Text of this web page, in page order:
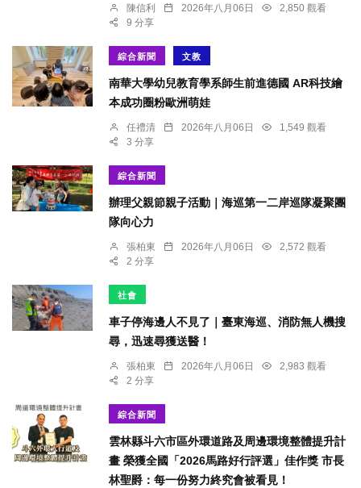
陳信利 2026年八月06日
2,850 觀看
9 分享
綜合新聞 文教
南華大學幼兒教育學系師生前進德國 AR科技繪
本成功圈粉歐洲萌娃
任禮清 2026年八月06日
1,549 觀看
3 分享
綜合新聞
辦理父親節親子活動｜海巡第一二岸巡隊凝聚團
隊向心力
張柏東 2026年八月06日
2,572 觀看
2 分享
社會
車子停海邊人不見了｜臺東海巡、消防無人機搜
尋，迅速尋獲送醫！
張柏東 2026年八月06日
2,983 觀看
2 分享
綜合新聞
雲林縣斗六市區外環道路及周邊環境整體提升計
畫 榮獲全國「2026馬路好行評選」佳作獎 市長
林聖爵：每一份努力終究會被看見！